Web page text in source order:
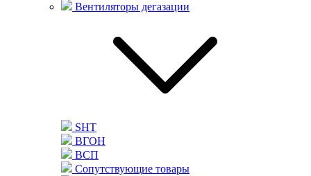
Вентиляторы дегазации
SHT
ВГОН
ВСП
Сопутствующие товары